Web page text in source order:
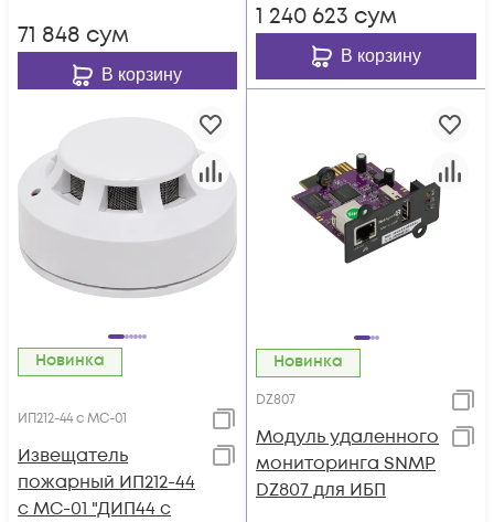
71 848 сум
В корзину
1 240 623 сум
В корзину
Новинка
ИП212-44 с МС-01
Извещатель
пожарный ИП212-44
с МС-01 "ДИП44 с
Новинка
DZ807
Модуль удаленного
мониторинга SNMP
DZ807 для ИБП